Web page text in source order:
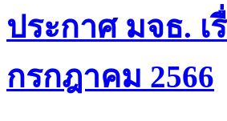
ประกาศ มจธ.
กรกฎาคม 2566